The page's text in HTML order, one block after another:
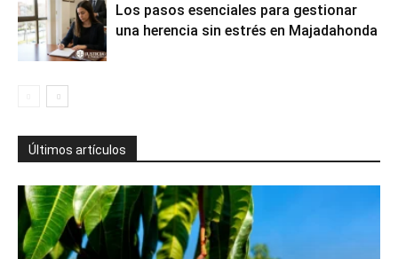
Los pasos esenciales para gestionar
una herencia sin estrés en Majadahonda
Últimos artículos